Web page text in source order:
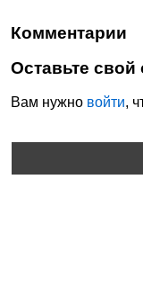
Комментарии
Оставьте свой
Вам нужно войти,